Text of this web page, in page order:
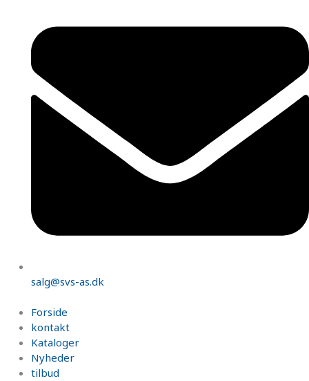
salg@svs-as.dk
Forside
kontakt
Kataloger
Nyheder
tilbud